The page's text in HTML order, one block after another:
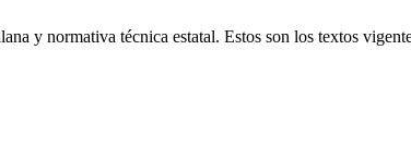
y normativa técnica estatal. Estos son los textos